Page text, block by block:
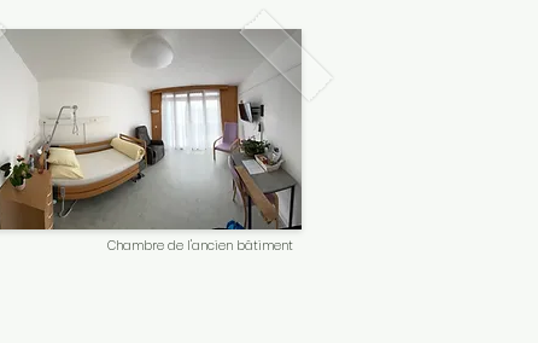
Chambre de l'ancien bâtiment